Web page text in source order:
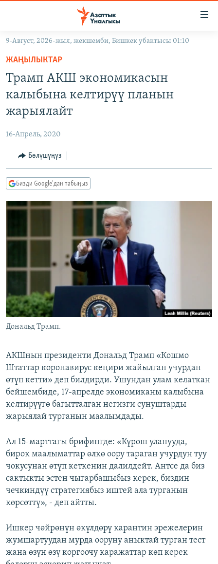
Навигацияга
өтүңүз
Издөөгө
салыңызКЫРГЫЗСТАН
МАДАНИЯТ
ДҮЙНӨ
ТВ ПРОГРАММАЛАР
БҮГҮН АЗАТТЫКТА
ДАНИСТЕ
ЫҢГАЙСЫЗ СУРООЛОР
ПОДКАСТ
Русский
ЭЕ/АРнун бардык сайттары
9-Август, 2026-жыл, жекшемби, Бишкек убактысы 01:10
ЖАҢЫЛЫКТАР
Трамп АКШ экономикасын
калыбына келтирүү планын
жарыялайт
16-Апрель, 2020
Бөлүшүңүз
Бизди Google'дан табыңыз
Дональд Трамп.
АКШнын президенти Дональд Трамп «Кошмо
Штаттар коронавирус кеңири жайылган учурдан
өтүп кетти» деп билдирди. Ушундан улам келаткан
бейшембиде, 17-апрелде экономиканы калыбына
келтирүүгө багытталган негизги сунуштарды
жарыялай турганын маалымдады.
Ал 15-марттагы брифингде: «Күрөш уланууда,
бирок маалыматтар өлкө оору тараган учурдун туу
чокусунан өтүп кеткенин далилдейт. Антсе да биз
сактыкты эстен чыгарбашыбыз керек, биздин
чечкиндүү стратегиябыз иштей ала турганын
көрсөттү», - деп айтты.
Ишкер чөйрөнүн өкүлдөрү карантин эрежелерин
жумшартуудан мурда ооруну аныктай турган тест
жана өзүн өзү коргоочу каражаттар көп керек